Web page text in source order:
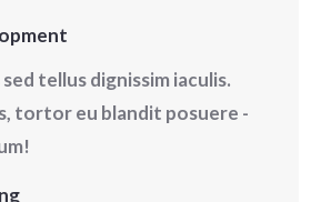
tellus dignissim iaculis.
tortor eu blandit posuere -